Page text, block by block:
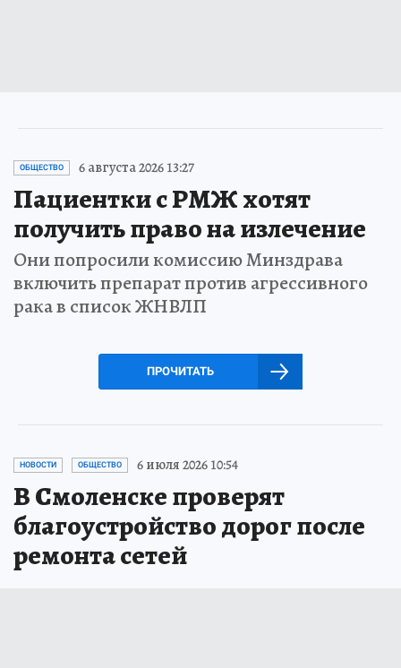
ОБЩЕСТВО 6 августа 2026 13:27
Пациентки с РМЖ хотят
получить право на излечение
Они попросили комиссию Минздрава
включить препарат против агрессивного
рака в список ЖНВЛП
ПРОЧИТАТЬ
НОВОСТИ ОБЩЕСТВО 6 июля 2026 10:54
В Смоленске проверят
благоустройство дорог после
ремонта сетей